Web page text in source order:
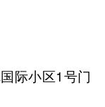
际小区1号门